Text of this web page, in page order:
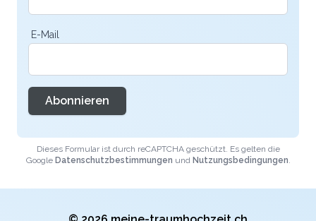
E-Mail
Abonnieren
Dieses Formular ist durch reCAPTCHA geschützt. Es gelten die
Google Datenschutzbestimmungen und Nutzungsbedingungen.